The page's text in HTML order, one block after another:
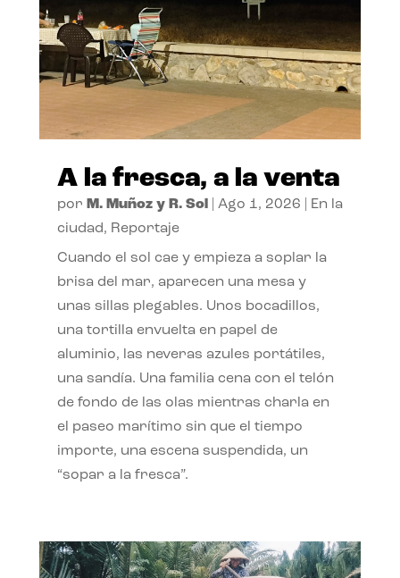
A la fresca, a la venta
por M. Muñoz y R. Sol| Ago 1, 2026
En la
ciudad, Reportaje
Cuando el sol cae y empieza a soplar la
brisa del mar, aparecen una mesa y
unas sillas plegables. Unos bocadillos,
una tortilla envuelta en papel de
aluminio, las neveras azules portátiles,
una sandía. Una familia cena con el telón
de fondo de las olas mientras charla en
el paseo marítimo sin que el tiempo
importe, una escena suspendida, un
“sopar a la fresca”.